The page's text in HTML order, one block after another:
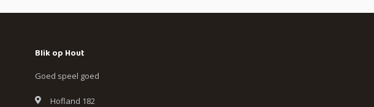
Blik op Hout
Goed speel goed
Hofland 182